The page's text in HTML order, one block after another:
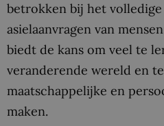
betrokken bij het
asielaanvragen van
biedt de kans om veel te
veranderende wereld en
maatschappelijke en
maken.